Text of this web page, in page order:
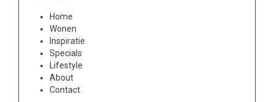
Home
Wonen
Inspiratie
Specials
Lifestyle
About
Contact